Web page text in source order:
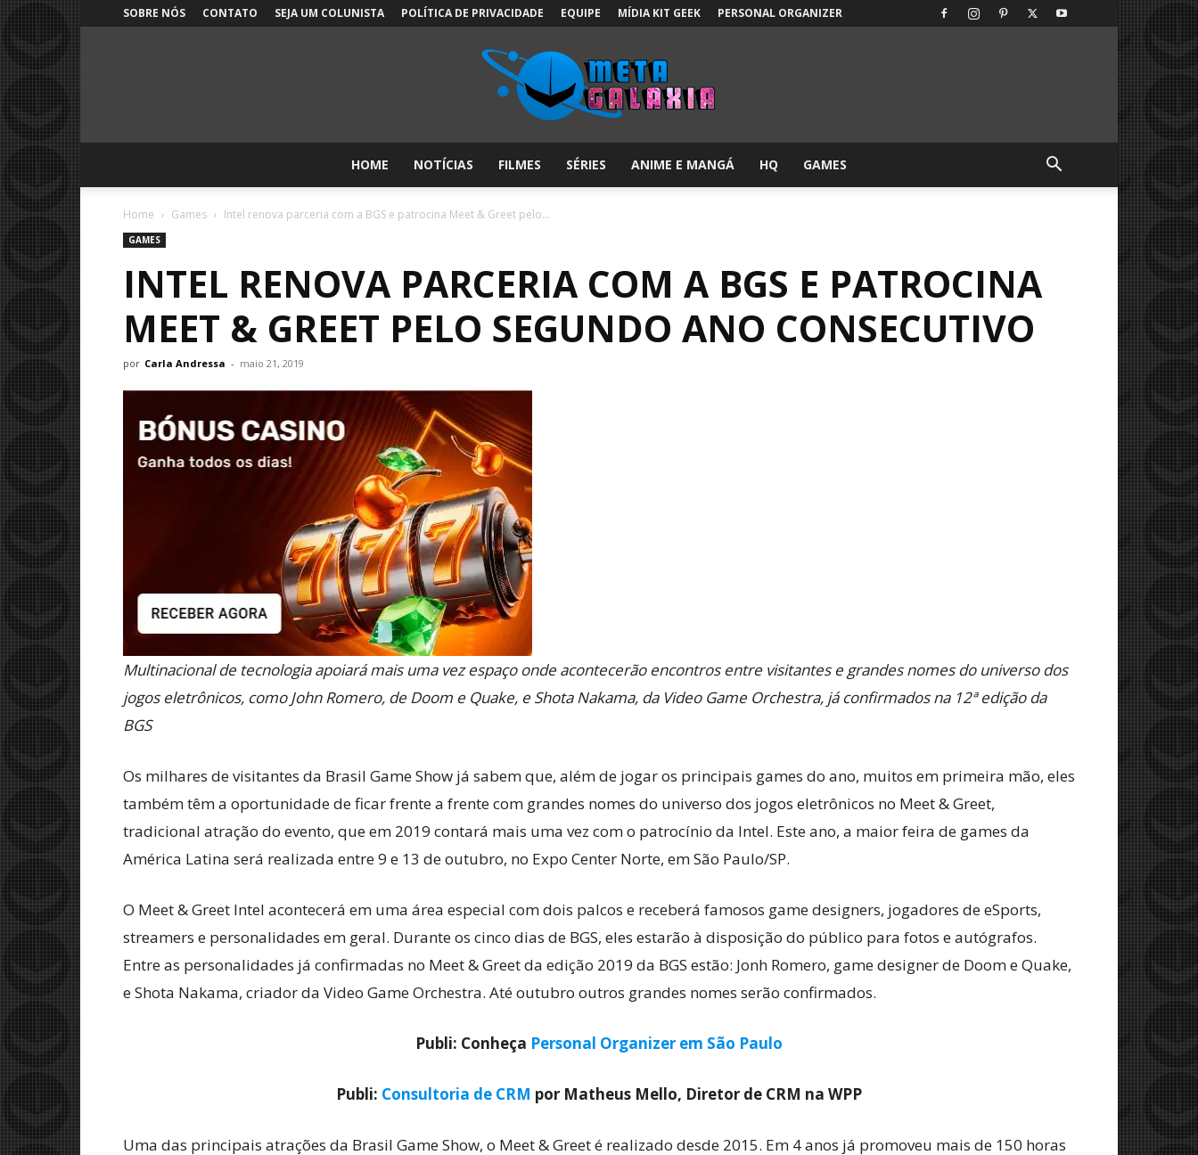
SOBRE NÓS CONTATO SEJA UM COLUNISTA POLÍTICA DE PRIVACIDADE EQUIPE MÍDIA KIT GEEK PERSONAL ORGANIZER
Galáxia:
Pop!
HOME NOTÍCIAS FILMES SÉRIES ANIME E MANGÁ HQ GAMES
Home Games Intel renova parceria com a BGS e patrocina Meet & Greet pelo...
GAMES
INTEL RENOVA PARCERIA COM A BGS E PATROCINA
MEET & GREET PELO SEGUNDO ANO CONSECUTIVO
por Carla Andressa - maio 21, 2019
Multinacional de tecnologia apoiará mais uma vez espaço onde acontecerão encontros entre visitantes e grandes nomes do universo dos
jogos eletrônicos, como John Romero, de Doom e Quake, e Shota Nakama, da Video Game Orchestra, já confirmados na 12ª edição da
BGS
Os milhares de visitantes da Brasil Game Show já sabem que, além de jogar os principais games do ano, muitos em primeira mão, eles
também têm a oportunidade de ficar frente a frente com grandes nomes do universo dos jogos eletrônicos no Meet & Greet,
tradicional atração do evento, que em 2019 contará mais uma vez com o patrocínio da Intel. Este ano, a maior feira de games da
América Latina será realizada entre 9 e 13 de outubro, no Expo Center Norte, em São Paulo/SP.
O Meet & Greet Intel acontecerá em uma área especial com dois palcos e receberá famosos game designers, jogadores de eSports,
streamers e personalidades em geral. Durante os cinco dias de BGS, eles estarão à disposição do público para fotos e autógrafos.
Entre as personalidades já confirmadas no Meet & Greet da edição 2019 da BGS estão: Jonh Romero, game designer de Doom e Quake,
e Shota Nakama, criador da Video Game Orchestra. Até outubro outros grandes nomes serão confirmados.
Publi: Conheça Personal Organizer em São Paulo
Publi: Consultoria de CRM por Matheus Mello, Diretor de CRM na WPP
Uma das principais atrações da Brasil Game Show, o Meet & Greet é realizado desde 2015. Em 4 anos já promoveu mais de 150 horas